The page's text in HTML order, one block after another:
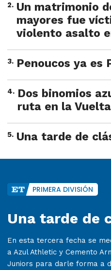
2. Un matrimonio
mayores fue
violento asalto
3. Penoucos ya es
4. Dos binomios
ruta en la
5. Una tarde de
PRIMERA DIVISIÓN
Una tarde de
En esta tercera fecha se
a Azul Athletic y Cemento
Juniors para darle forma a